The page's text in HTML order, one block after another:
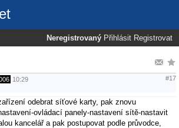
Neregistrovaný Přihlásit Registrovat
10:29 #17
odebrat síťové karty, pak znovu
ovládací panely-nastavení sítě-nastavit
kancelář a pak postupovat podle průvodce,